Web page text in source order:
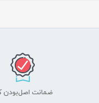
ضمانت اصل‌بودن